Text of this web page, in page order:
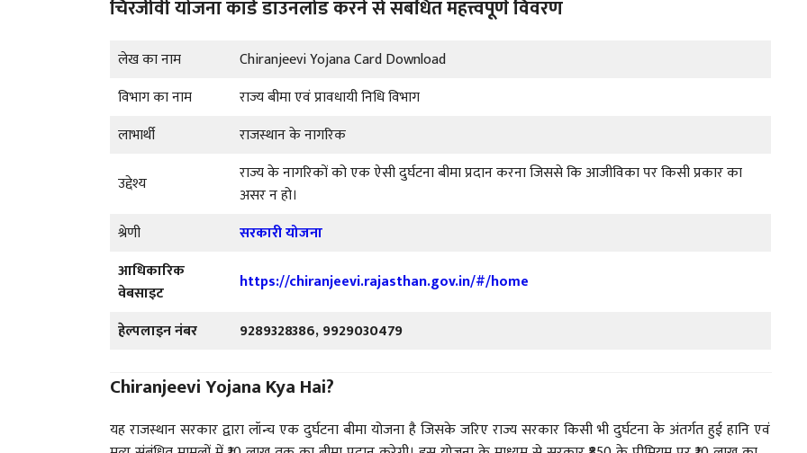
चिरंजीवी योजना कार्ड डाउनलोड करने से संबंधित महत्त्वपूर्ण विवरण
लेख का नाम
Chiranjeevi Yojana Card Download
विभाग का नाम
राज्य बीमा एवं प्रावधायी निधि विभाग
लाभार्थी
राजस्थान के नागरिक
उद्देश्य
राज्य के नागरिकों को एक ऐसी दुर्घटना बीमा प्रदान करना जिससे कि आजीविका पर किसी प्रकार का
असर न हो।
श्रेणी
सरकारी योजना
आधिकारिक
वेबसाइट
https://chiranjeevi.rajasthan.gov.in/#/home
हेल्पलाइन नंबर 9289328386, 9929030479
Chiranjeevi Yojana Kya Hai?
यह राजस्थान सरकार द्वारा लॉन्च एक दुर्घटना बीमा योजना है जिसके जरिए राज्य सरकार किसी भी दुर्घटना के अंतर्गत हुई हानि एवं